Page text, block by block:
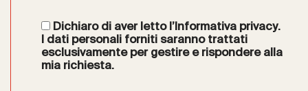
Dichiaro di aver letto l’Informativa privacy.
I dati personali forniti saranno trattati
esclusivamente per gestire e rispondere alla
mia richiesta.